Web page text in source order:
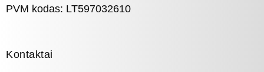
PVM kodas: LT597032610
Kontaktai